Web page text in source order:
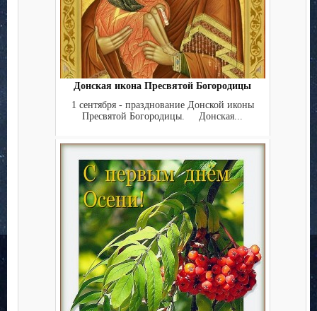
Донская икона Пресвятой Богородицы
1 сентября - празднование Донской иконы
Пресвятой Богородицы. Донская...